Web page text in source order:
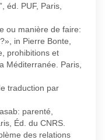
éd. PUF, Paris,
ou manière de faire:
in Pierre Bonte,
prohibitions et
Méditerranée. Paris,
traduction par
parenté,
Éd. du CNRS.
des relations